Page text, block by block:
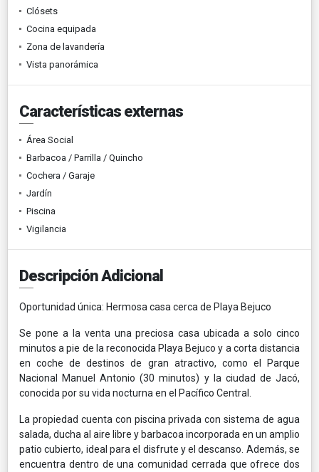
Clósets
Cocina equipada
Zona de lavandería
Vista panorámica
Características externas
Área Social
Barbacoa / Parrilla / Quincho
Cochera / Garaje
Jardín
Piscina
Vigilancia
Descripción Adicional
Oportunidad única: Hermosa casa cerca de Playa Bejuco
Se pone a la venta una preciosa casa ubicada a solo cinco
minutos a pie de la reconocida Playa Bejuco y a corta distancia
en coche de destinos de gran atractivo, como el Parque
Nacional Manuel Antonio (30 minutos) y la ciudad de Jacó,
conocida por su vida nocturna en el Pacífico Central.
La propiedad cuenta con piscina privada con sistema de agua
salada, ducha al aire libre y barbacoa incorporada en un amplio
patio cubierto, ideal para el disfrute y el descanso. Además, se
encuentra dentro de una comunidad cerrada que ofrece dos